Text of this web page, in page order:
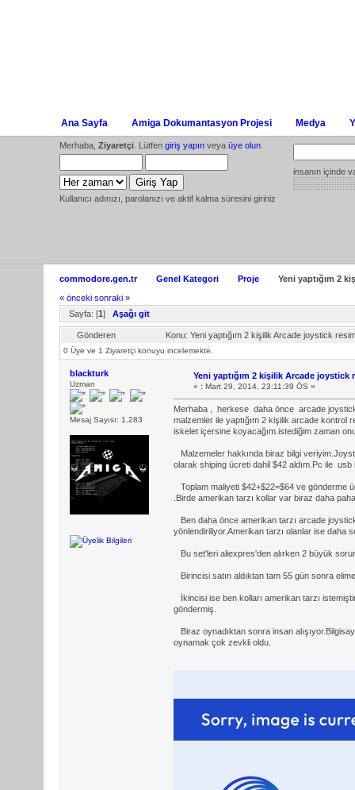
Ana Sayfa Amiga Dokumantasyon Projesi Medya
Merhaba, Ziyaretçi . Lütfen giriş yapın veya üye olun
Kullanıcı adınızı, parolanızı ve aktif kalma süresini giriniz
insanın içinde
commodore.gen.tr Genel Kategori Proje
Yeni yaptığım 2
« önceki sonraki »
Sayfa: [1] Aşağı git
Gönderen Konu: Yeni yaptığım 2 kişilik Arcade joystick
0 Üye ve 1 Ziyaretçi konuyu incelemekte.
blackturk
Uzman
Mesaj Sayısı: 1.283
Yeni yaptığım 2 kişilik Arcade joystick
« :Mart 29, 2014, 23:11:39 ÖS »
Merhaba , herkese daha önce arcade joystick
malzemler ile yaptığım 2 kişilik arcade kontrol
iskelet içersine koyacağım.istediğim zaman
Malzemeler hakkında biraz bilgi
olarak shiping ücreti dahil $42 aldım.Pc ile usb
Toplam maliyeti $42+$22=$64 ve gönderme
.Birde amerikan tarzı kollar var biraz daha
Ben daha önce amerikan tarzı arcade
yönlendiriliyor.Amerikan tarzı olanlar ise daha
Bu set'leri aliexpres'den alırken 2 büyük
Birincisi satın aldıktan tam 55 gün sonra
İkincisi ise ben kolları amerikan tarzı
göndermiş.
Biraz oynadıktan sonra insan
oynamak çok zevkli oldu.